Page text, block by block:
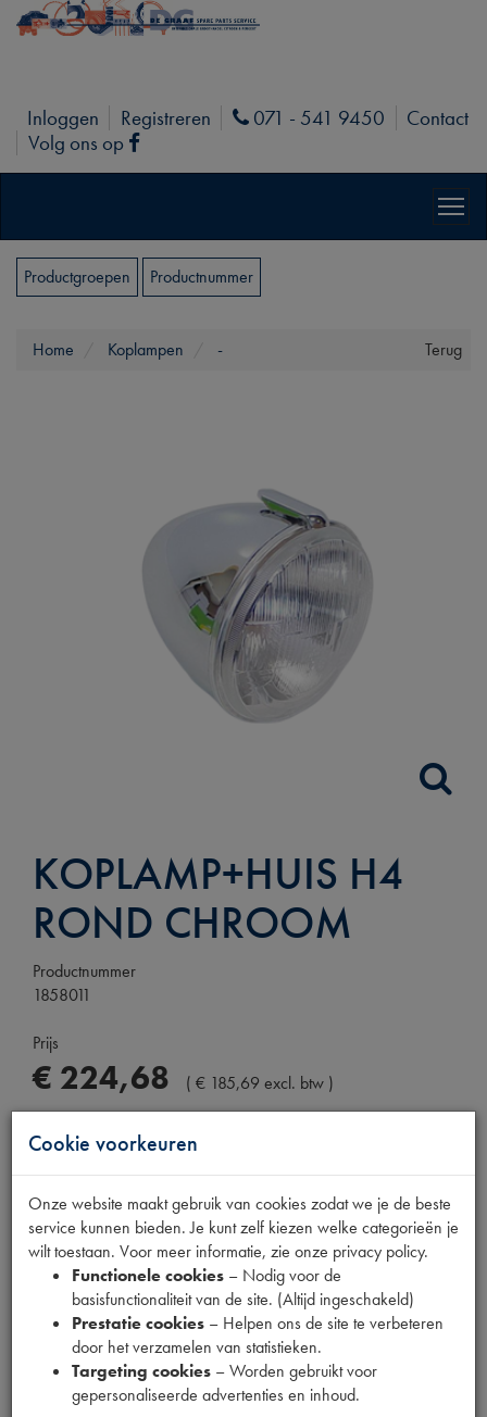
Inloggen Registreren Phone
071 - 541 9450
Contact
Volg ons op
Facebook
Productgroepen Productnummer
Terug
Home Koplampen -
KOPLAMP+HUIS H4
ROND CHROOM
Productnummer
1858011
Prijs
€ 224,68 ( € 185,69 excl. btw )
Dit product kan op dit moment niet besteld worden
Specificaties Omschrijving
Eigenschappen
Model Citroën
2CV/HY
Cookie voorkeuren
Onze website maakt gebruik van cookies zodat we je de beste
service kunnen bieden. Je kunt zelf kiezen welke categorieën je
wilt toestaan. Voor meer informatie, zie onze privacy policy.
Functionele cookies – Nodig voor de
basisfunctionaliteit van de site. (Altijd ingeschakeld)
Prestatie cookies – Helpen ons de site te verbeteren
door het verzamelen van statistieken.
Targeting cookies – Worden gebruikt voor
gepersonaliseerde advertenties en inhoud.